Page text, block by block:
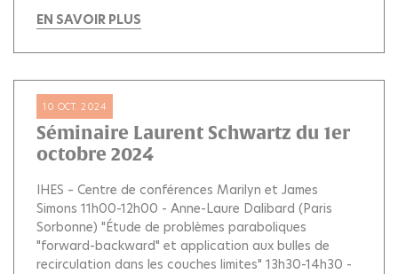
EN SAVOIR PLUS
10 OCT. 2024
Séminaire Laurent Schwartz du 1er
octobre 2024
IHES – Centre de conférences Marilyn et James
Simons 11h00-12h00 - Anne-Laure Dalibard (Paris
Sorbonne) "Étude de problèmes paraboliques
"forward-backward" et application aux bulles de
recirculation dans les couches limites" 13h30-14h30 -